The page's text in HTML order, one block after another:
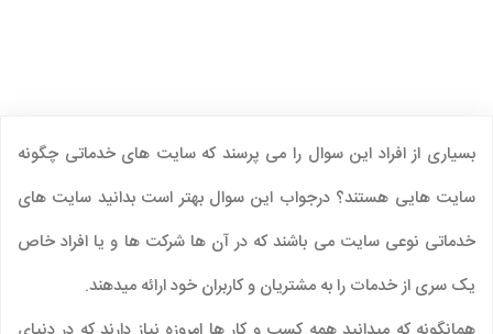
بسیاری از افراد این سوال را می پرسند که سایت های خدماتی چگونه
سایت هایی هستند؟ درجواب این سوال بهتر است بدانید سایت های
خدماتی نوعی سایت می باشند که در آن ها شرکت ها و یا افراد خاص
یک سری از خدمات را به مشتریان و کاربران خود ارائه میدهند.